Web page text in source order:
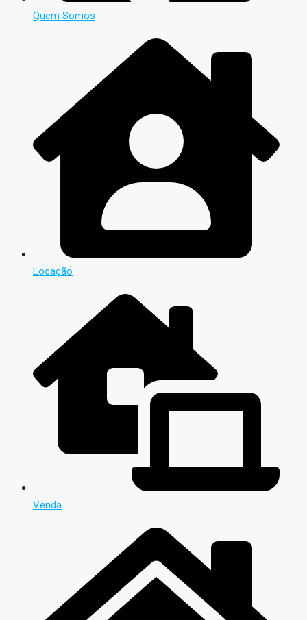
Quem Somos
Locação
Venda